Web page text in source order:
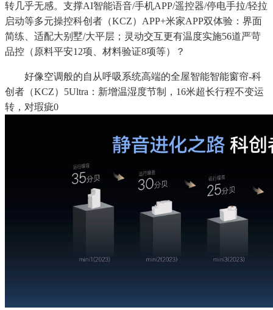
转几乎无感。支撑AI智能语音/手机APP/遥控器/停电手拉/轻拉
启动等多元操控科创者（KCZ）APP+米家APP双体验：界面
简练、适配大别墅/大平层；灵动交互更有温度实施56道严苛
品控（原料平安12项、材料验证8项等）？
好像空调般的自从呼吸系统高端的全屋智能智能窗帘-科
创者（KCZ）5Ultra：新增温湿度节制，16米超长行程不变运
转，对瑕疵0